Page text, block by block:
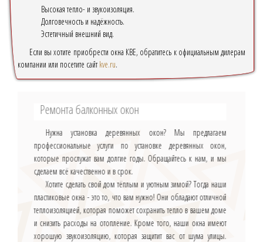
Высокая тепло- и звукоизоляция.
Долговечность и надёжность.
Эстетичный внешний вид.
Если вы хотите приобрести окна КВЕ, обратитесь к официальным дилерам
компании или посетите сайтkve.ru.
Ремонта балконных окон
Нужна установка деревянных окон? Мы предлагаем
профессиональные услуги по установке деревянных окон,
которые прослужат вам долгие годы. Обращайтесь к нам, и мы
сделаем всё качественно и в срок.
Хотите сделать свой дом тёплым и уютным зимой? Тогда наши
пластиковые окна - это то, что вам нужно! Они обладают отличной
теплоизоляцией, которая поможет сохранить тепло в вашем доме
и снизить расходы на отопление. Кроме того, наши окна имеют
хорошую звукоизоляцию, которая защитит вас от шума улицы.